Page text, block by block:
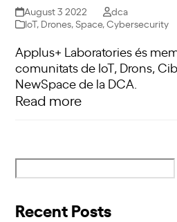
August 3 2022
dca
IoT, Drones ,Space,Cybersecurity
Applus+ Laboratories és
comunitats de IoT, Drons,
NewSpace de la DCA.
Read more
Recent Posts